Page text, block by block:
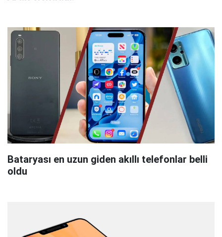
Bataryası en uzun giden akıllı telefonlar belli
oldu